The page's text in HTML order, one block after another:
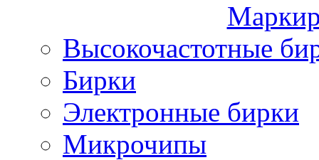
Высокочастотные
Бирки
Электронные бирки
Микрочипы